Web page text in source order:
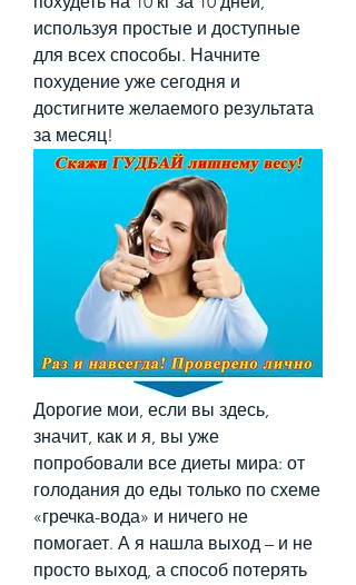
используя простые и доступные
для всех способы. Начните
похудение уже сегодня и
достигните желаемого результата
за месяц!
Дорогие мои, если вы здесь,
значит, как и я, вы уже
попробовали все диеты мира: от
голодания до еды только по схеме
«гречка-вода» и ничего не
помогает. А я нашла выход – и не
просто выход, а способ потерять